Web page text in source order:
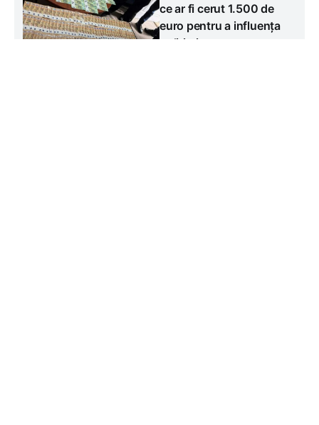
ce ar fi cerut 1.500 de
euro pentru a influența
polițiști